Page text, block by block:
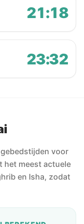
21:18
23:32
voor
het meest actuele
en Isha, zodat